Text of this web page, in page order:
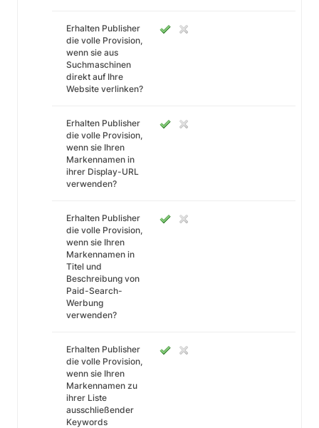
Erhalten Publisher
die volle Provision,
wenn sie aus
Suchmaschinen
direkt auf Ihre
Website verlinken?
Erhalten Publisher
die volle Provision,
wenn sie Ihren
Markennamen in
ihrer Display-URL
verwenden?
Erhalten Publisher
die volle Provision,
wenn sie Ihren
Markennamen in
Titel und
Beschreibung von
Paid-Search-
Werbung
verwenden?
Erhalten Publisher
die volle Provision,
wenn sie Ihren
Markennamen zu
ihrer Liste
ausschließender
Keywords